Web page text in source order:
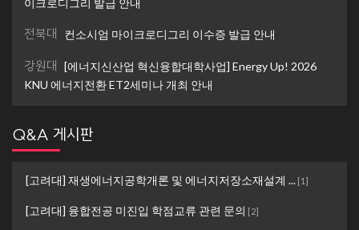
전북대 컨소시엄 마이크로디그리 이수증 발급 안내
강원대 [에너지신산업 혁신융합대학사업] Energy Up! 2026
KNU 에너지전환 ET2세미나 개최 안내
Q&A 게시판
[고려대] 재생에너지공학개론 및 에너지저장소재설계 ... [1]
[고려대] 융합전공 미진입 학점교류 관련 문의 [2]